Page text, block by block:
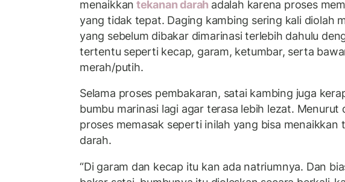
menaikkan tekanan darah adalah karena proses
yang tidak tepat. Daging kambing sering kali diolah
yang sebelum dibakar dimarinasi terlebih dahulu
tertentu seperti kecap, garam, ketumbar, serta
merah/putih.
Selama proses pembakaran, satai kambing juga
bumbu marinasi lagi agar terasa lebih lezat. Menurut
proses memasak seperti inilah yang bisa menaikkan
darah.
“Di garam dan kecap itu kan ada natriumnya. Dan